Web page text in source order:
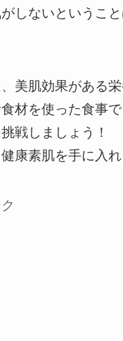
しないというこ
美肌効果がある栄
材を使った食事
戦しましょう！
康素肌を手に入れ